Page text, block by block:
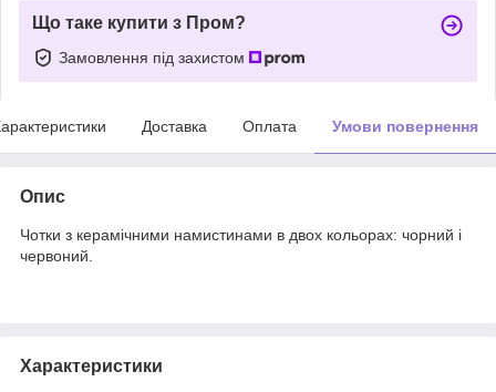
Що таке купити з Пром?
Замовлення під захистом
Доставка Оплата Умови повернення
Опис
Чотки з керамічними намистинами в двох кольорах: чорний і
червоний.
Характеристики